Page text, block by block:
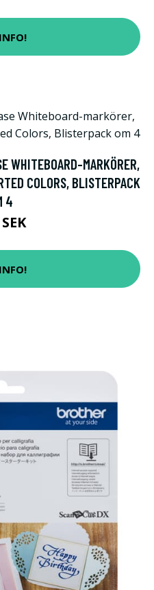
WHITEBOARD-MARKÖRER,
COLORS, BLISTERPACK
4